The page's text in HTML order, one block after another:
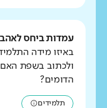
עמדות ביחס
באיזו מידה
ולכתוב בשפת
הדומים?
תלמידים